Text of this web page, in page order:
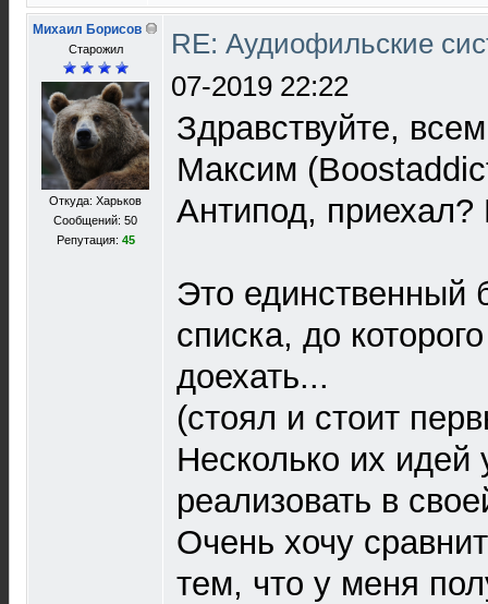
Михаил Борисов
Старожил
Откуда: Харьков
Сообщений: 50
Репутация: 45
RE: Аудиофильские
07-2019 22:22
Здравствуйте,
Максим
Антипод, приехал?
Это единственный
списка, до
доехать...
(стоял и стоит
Несколько их
реализовать в
Очень хочу
тем, что у меня